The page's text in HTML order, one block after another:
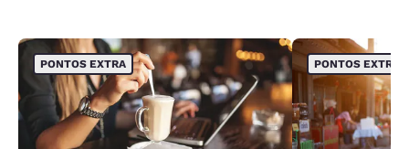
PONTOS EXTRA PONTOS EXTRA